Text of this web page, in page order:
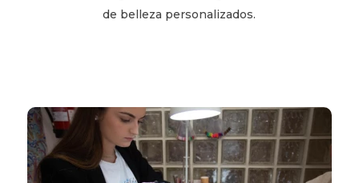
de belleza personalizados.